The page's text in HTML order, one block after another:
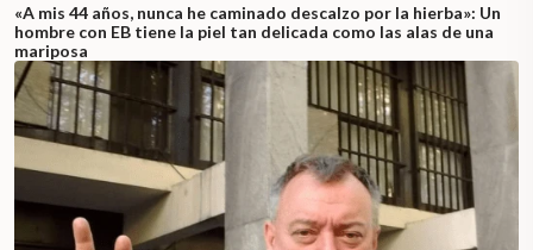
«A mis 44 años, nunca he caminado descalzo por la hierba»: Un
hombre con EB tiene la piel tan delicada como las alas de una
mariposa